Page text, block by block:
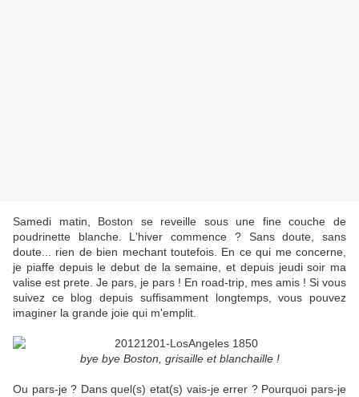
Samedi matin, Boston se reveille sous une fine couche de
poudrinette blanche. L'hiver commence ? Sans doute, sans
doute... rien de bien mechant toutefois. En ce qui me concerne,
je piaffe depuis le debut de la semaine, et depuis jeudi soir ma
valise est prete. Je pars, je pars ! En road-trip, mes amis ! Si vous
suivez ce blog depuis suffisamment longtemps, vous pouvez
imaginer la grande joie qui m'emplit.
bye bye Boston, grisaille et blanchaille !
Ou pars-je ? Dans quel(s) etat(s) vais-je errer ? Pourquoi pars-je